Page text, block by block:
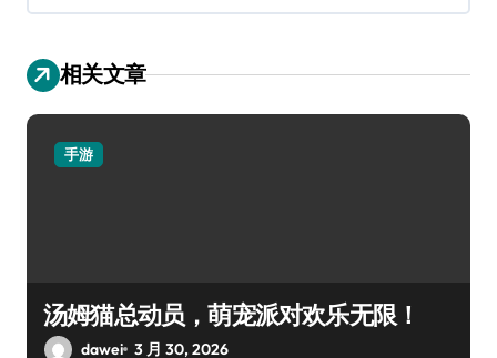
相关文章
手游
汤姆猫总动员，萌宠派对欢乐无限！
dawei 3 月 30, 2026